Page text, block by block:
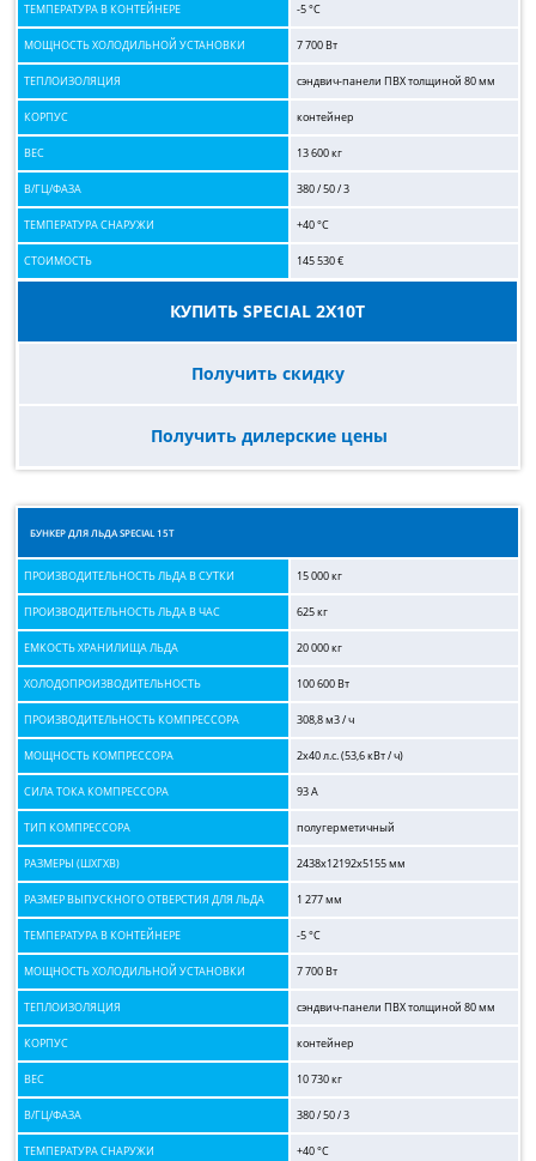
ТЕМПЕРАТУРА В КОНТЕЙНЕРЕ -5 °C
МОЩНОСТЬ ХОЛОДИЛЬНОЙ УСТАНОВКИ 7 700 Вт
ТЕПЛОИЗОЛЯЦИЯ сэндвич-панели ПВХ толщиной 80 мм
КОРПУС контейнер
ВЕС 13 600 кг
В/ГЦ/ФАЗА 380 / 50 / 3
ТЕМПЕРАТУРА СНАРУЖИ +40 °C
СТОИМОСТЬ 145 530 €
КУПИТЬ SPECIAL 2Х10T
Получить скидку
Получить дилерские цены
БУНКЕР ДЛЯ ЛЬДА SPECIAL 15T
ПРОИЗВОДИТЕЛЬНОСТЬ ЛЬДА В СУТКИ 15 000 кг
ПРОИЗВОДИТЕЛЬНОСТЬ ЛЬДА В ЧАС 625 кг
ЕМКОСТЬ ХРАНИЛИЩА ЛЬДА 20 000 кг
ХОЛОДОПРОИЗВОДИТЕЛЬНОСТЬ 100 600 Вт
ПРОИЗВОДИТЕЛЬНОСТЬ КОМПРЕССОРА 308,8 м3 / ч
МОЩНОСТЬ КОМПРЕССОРА 2х40 л.с. (53,6 кВт / ч)
СИЛА ТОКА КОМПРЕССОРА 93 А
ТИП КОМПРЕССОРА полугерметичный
РАЗМЕРЫ (ШХГХВ) 2438x12192x5155 мм
РАЗМЕР ВЫПУСКНОГО ОТВЕРСТИЯ ДЛЯ ЛЬДА 1 277 мм
ТЕМПЕРАТУРА В КОНТЕЙНЕРЕ -5 °C
МОЩНОСТЬ ХОЛОДИЛЬНОЙ УСТАНОВКИ 7 700 Вт
ТЕПЛОИЗОЛЯЦИЯ сэндвич-панели ПВХ толщиной 80 мм
КОРПУС контейнер
ВЕС 10 730 кг
В/ГЦ/ФАЗА 380 / 50 / 3
ТЕМПЕРАТУРА СНАРУЖИ +40 °C